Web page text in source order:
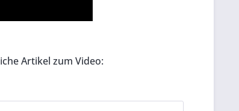
Artikel zum Video: